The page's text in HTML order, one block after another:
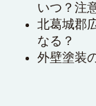
いつ？注
北葛城郡
なる？
外壁塗装